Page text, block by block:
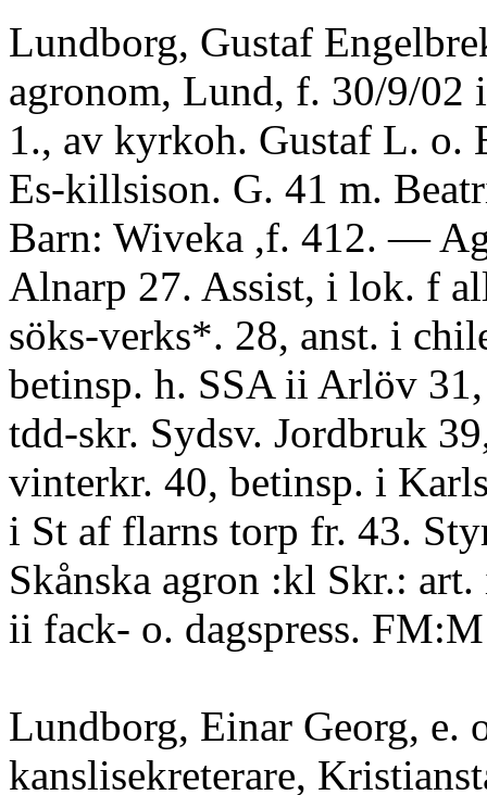
Lundborg, Gustaf
agronom, Lund, f. 30/9/02
1., av kyrkoh. Gustaf L. o.
Es-killsison. G. 41 m.
Barn: Wiveka ,f. 412. —
Alnarp 27. Assist, i lok. f
söks-verks*. 28, anst. i
betinsp. h. SSA ii Arlöv
tdd-skr. Sydsv. Jordbruk
vinterkr. 40, betinsp. i
i St af flarns torp fr. 43.
Skånska agron :kl Skr.:
ii fack- o. dagspress.
Lundborg, Einar Georg, e.
kanslisekreterare,